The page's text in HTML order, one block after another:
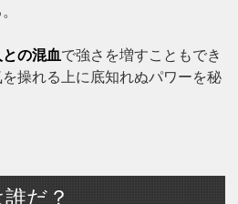
の混血で強さを増すこともでき
操れる上に底知れぬパワーを秘
だ？